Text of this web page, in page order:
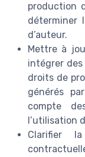
production
déterminer
d’auteur.
Mettre à
intégrer
droits de
générés
compte
l’utilisation
Clarifier